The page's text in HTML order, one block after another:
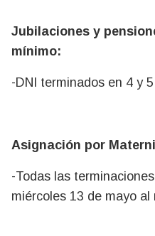
Jubilaciones y
mínimo:
-DNI terminados en 4 y
Asignación por
-Todas las
miércoles 13 de mayo